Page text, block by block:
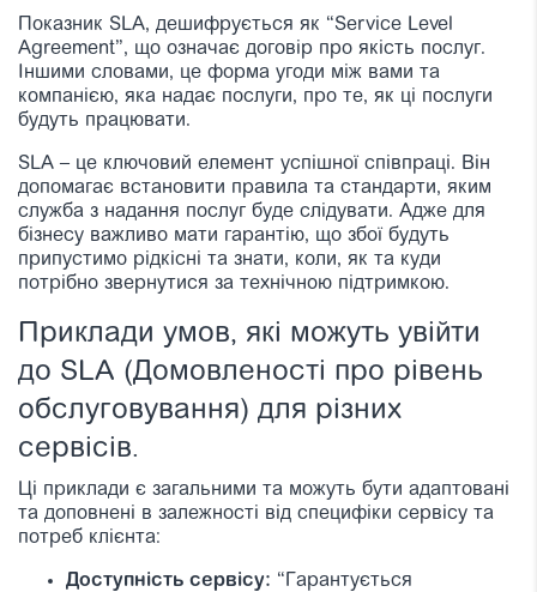
Показник SLA, дешифрується як “Service Level
Agreement”, що означає договір про якість послуг.
Іншими словами, це форма угоди між вами та
компанією, яка надає послуги, про те, як ці послуги
будуть працювати.
SLA – це ключовий елемент успішної співпраці. Він
допомагає встановити правила та стандарти, яким
служба з надання послуг буде слідувати. Адже для
бізнесу важливо мати гарантію, що збої будуть
припустимо рідкісні та знати, коли, як та куди
потрібно звернутися за технічною підтримкою.
Приклади умов, які можуть увійти
до SLA (Домовленості про рівень
обслуговування) для різних
сервісів.
Ці приклади є загальними та можуть бути адаптовані
та доповнені в залежності від специфіки сервісу та
потреб клієнта:
Доступність сервісу: “Гарантується